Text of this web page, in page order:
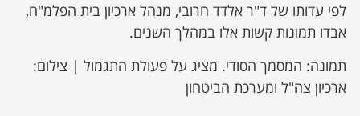
לפי עדותו של ד"ר אלדד חרובי, מנהל ארכיון בית הפלמ"ח,
אבדו תמונות קשות אלו במהלך השנים.
תמונה: המסמך הסודי. מציג על פעולת התגמול | צילום:
ארכיון צה"ל ומערכת הביטחון